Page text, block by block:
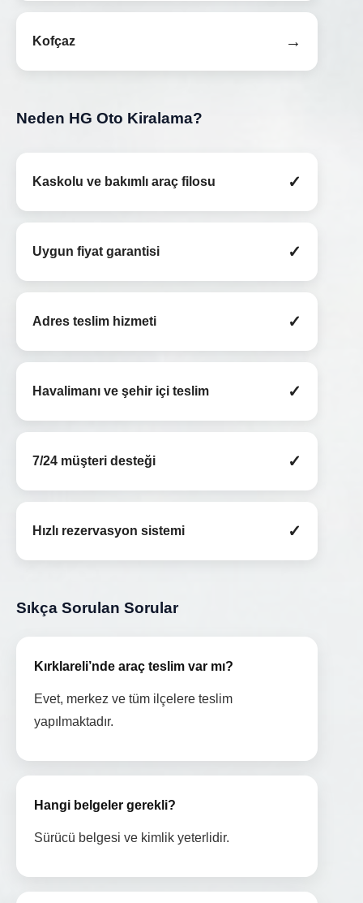
Kofçaz →
Neden HG Oto Kiralama?
Kaskolu ve bakımlı araç filosu ✓
Uygun fiyat garantisi ✓
Adres teslim hizmeti ✓
Havalimanı ve şehir içi teslim ✓
7/24 müşteri desteği ✓
Hızlı rezervasyon sistemi ✓
Sıkça Sorulan Sorular
Kırklareli’nde araç teslim var mı?
Evet, merkez ve tüm ilçelere teslim
yapılmaktadır.
Hangi belgeler gerekli?
Sürücü belgesi ve kimlik yeterlidir.